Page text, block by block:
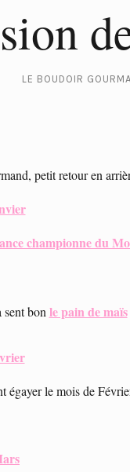
LE BOUDOIR
petit retour en
championne du
bon le pain de maïs
égayer le mois de